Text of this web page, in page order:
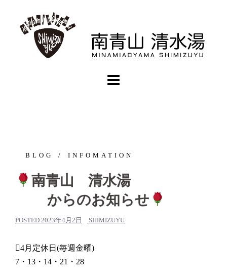
BLOG INFOMATION
南青山 清水湯
からのお知らせ
POSTED 2023年4月2日 SHIMIZUYU
4月定休日(毎週金曜)
7・13・14・21・28